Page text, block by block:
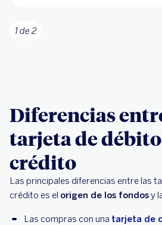
1 de 2
Diferencias
tarjeta de
crédito
Las principales diferencias entre las
crédito es el origen de los fondosy
Las compras con una tarjeta de